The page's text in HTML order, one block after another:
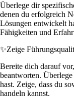
Überlege dir
denen du erfolgreich
Lösungen entwickelt
Fähigkeiten und
✨Zeige
Bereite dich darauf
beantworten.
hast. Zeige, dass du
handeln kannst.